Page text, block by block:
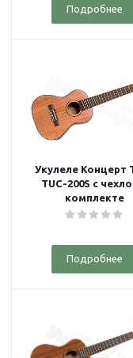
Подробнее
Укулеле Концерт
TUC-200S с
комплекте
Подробнее